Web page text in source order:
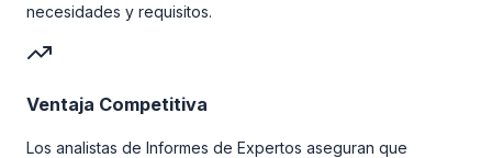
necesidades y requisitos.
Ventaja Competitiva
Los analistas de Informes de Expertos aseguran que